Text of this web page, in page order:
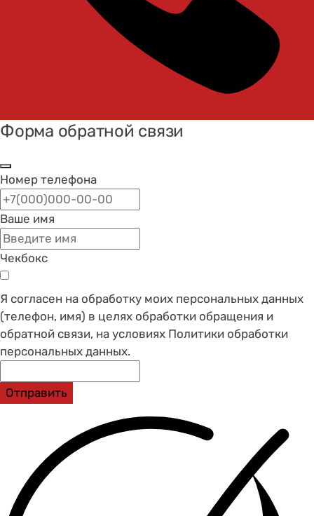
Форма обратной связи
Номер телефона
Ваше имя
Чекбокс
Я согласен на обработку моих персональных данных
(телефон, имя) в целях обработки обращения и
обратной связи, на условиях Политики обработки
персональных данных.
Отправить